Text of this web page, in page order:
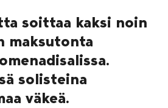
soittaa kaksi noin
maksutonta
solisteina
väkeä.